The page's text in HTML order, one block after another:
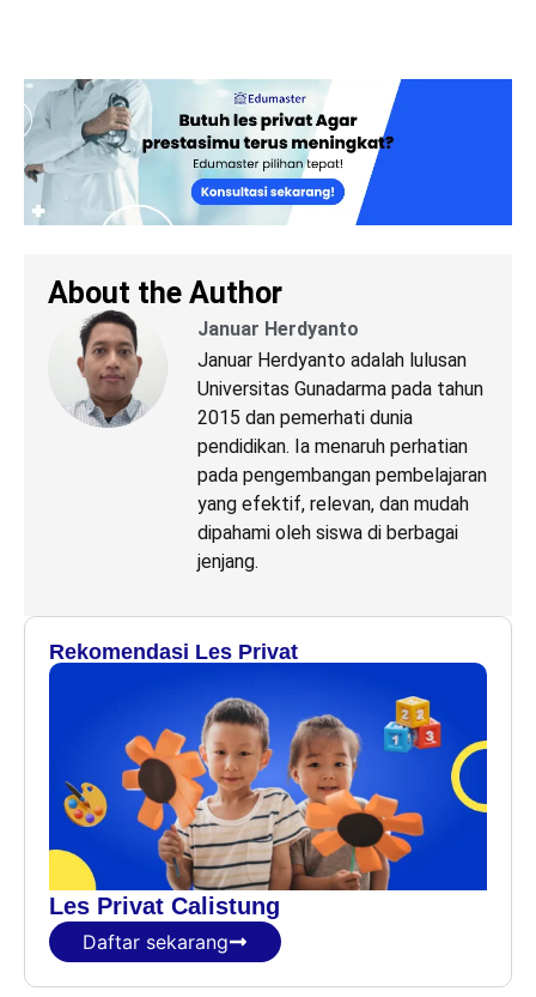
About the Author
Januar Herdyanto
Januar Herdyanto adalah lulusan
Universitas Gunadarma pada tahun
2015 dan pemerhati dunia
pendidikan. Ia menaruh perhatian
pada pengembangan pembelajaran
yang efektif, relevan, dan mudah
dipahami oleh siswa di berbagai
jenjang.
Rekomendasi Les Privat
Les Privat Calistung
Daftar sekarang